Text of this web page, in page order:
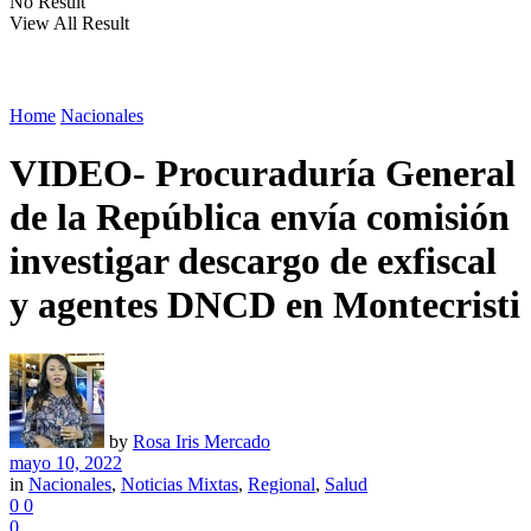
View All Result
Home Nacionales
VIDEO- Procuraduría General
de la República envía comisión
investigar descargo de exfiscal
y agentes DNCD en Montecristi
by Rosa Iris Mercado
mayo 10, 2022
in Nacionales, Noticias Mixtas, Regional, Salud
0 0
0